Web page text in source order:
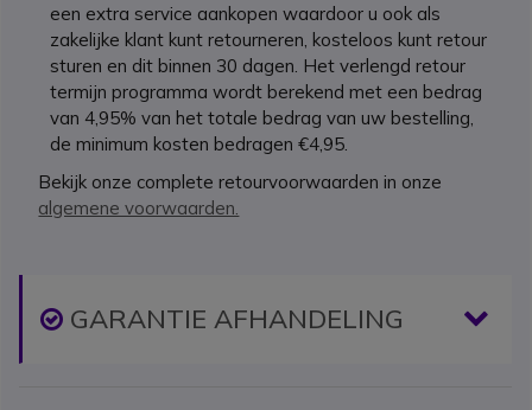
een extra service aankopen waardoor u ook als
zakelijke klant kunt retourneren, kosteloos kunt retour
sturen en dit binnen 30 dagen. Het verlengd retour
termijn programma wordt berekend met een bedrag
van 4,95% van het totale bedrag van uw bestelling,
de minimum kosten bedragen €4,95.
Bekijk onze complete retourvoorwaarden in onze
algemene voorwaarden.
Icon
GARANTIE AFHANDELING